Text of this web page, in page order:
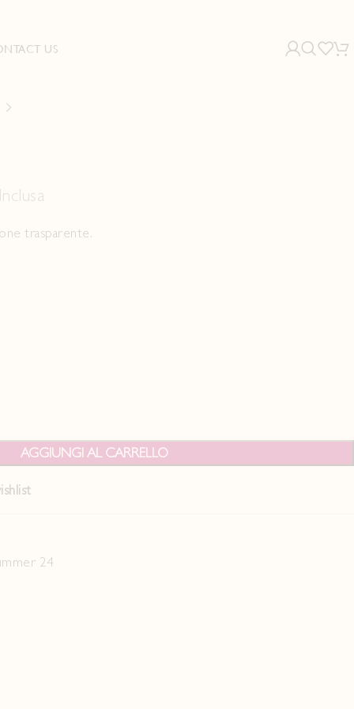
US
trasparente.
AGGIUNGI AL CARRELLO
24